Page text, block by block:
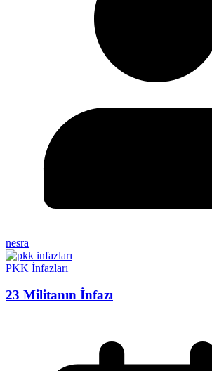
nesra
PKK İnfazları
23 Militanın İnfazı